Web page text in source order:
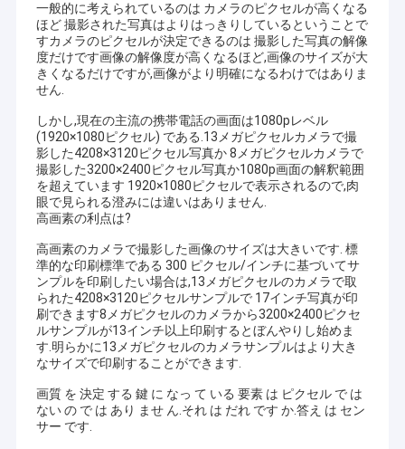
一般的に考えられているのは カメラのピクセルが高くなる
ほど 撮影された写真はよりはっきりしているということで
すカメラのピクセルが決定できるのは 撮影した写真の解像
度だけです画像の解像度が高くなるほど,画像のサイズが大
きくなるだけですが,画像がより明確になるわけではありま
せん.
しかし,現在の主流の携帯電話の画面は1080pレベル
(1920×1080ピクセル) である.13メガピクセルカメラで撮
影した4208×3120ピクセル写真か 8メガピクセルカメラで
撮影した3200×2400ピクセル写真か1080p画面の解釈範囲
を超えています 1920×1080ピクセルで表示されるので,肉
眼で見られる澄みには違いはありません.
高画素の利点は?
高画素のカメラで撮影した画像のサイズは大きいです. 標
準的な印刷標準である 300 ピクセル/インチに基づいてサ
ンプルを印刷したい場合は,13メガピクセルのカメラで取
られた4208×3120ピクセルサンプルで 17インチ写真が印
刷できます8メガピクセルのカメラから3200×2400ピクセ
ルサンプルが13インチ以上印刷するとぼんやりし始めま
す.明らかに13メガピクセルのカメラサンプルはより大き
なサイズで印刷することができます.
画質 を 決定 する 鍵 に なっ て いる 要素 は ピクセル で は
ない の で は あり ませ ん.それ は だれ です か.答え は セン
サー です.